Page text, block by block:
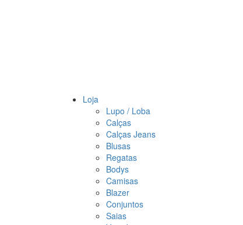
Loja
Lupo / Loba
Calças
Calças Jeans
Blusas
Regatas
Bodys
Camisas
Blazer
Conjuntos
Saias